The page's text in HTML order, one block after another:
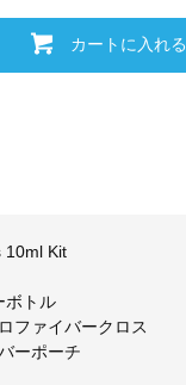
カートに入れる
10ml Kit
ボトル
ファイバークロス
ーポーチ